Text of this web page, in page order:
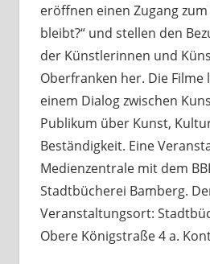
eröffnen einen Zugang zum
bleibt?“ und stellen den
der Künstlerinnen und
Oberfranken her. Die Filme
einem Dialog zwischen
Publikum über Kunst,
Beständigkeit. Eine
Medienzentrale mit dem
Stadtbücherei Bamberg.
Veranstaltungsort:
Obere Königstraße 4 a.